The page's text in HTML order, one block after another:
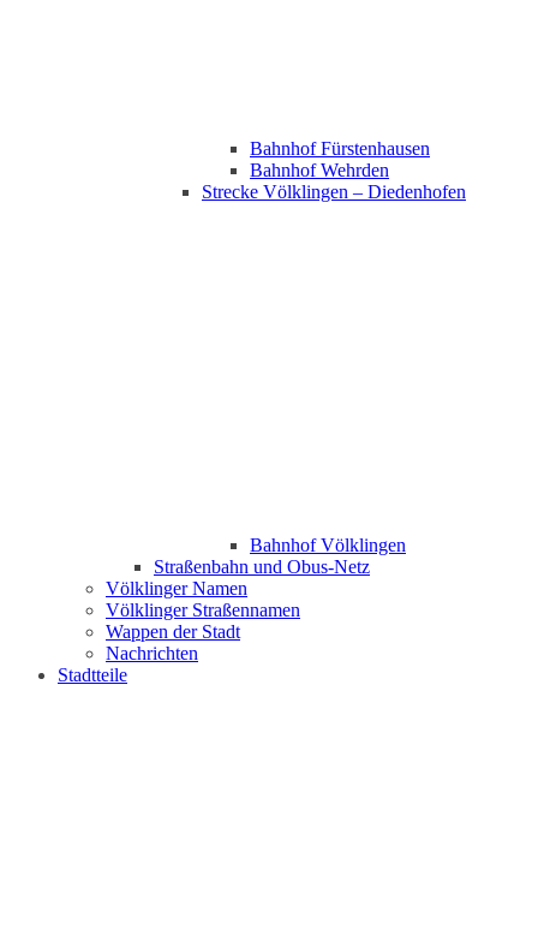
Bahnhof Fürstenhausen
Bahnhof Wehrden
Strecke Völklingen – Diedenhofen
Bahnhof Völklingen
Straßenbahn und Obus-Netz
Völklinger Namen
Völklinger Straßennamen
Wappen der Stadt
Nachrichten
Stadtteile